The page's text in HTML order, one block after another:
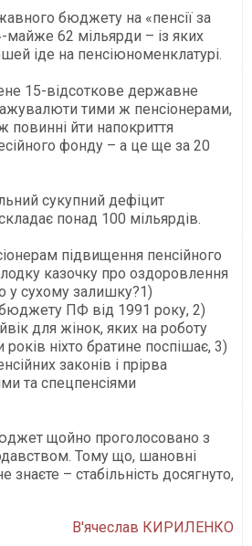
бюджету на «пенсії за
62 мільярди – із яких
іде на пенсіюноменклатурі.
15-відсоткове державне
тими ж пенсіонерами,
повинні йти напокриття
фонду – а це ще за 20
сукупний дефіцит
понад 100 мільярдів.
підвищення пенсійного
казочку про оздоровлення
у сухому залишку?1)
ПФ від 1991 року, 2)
для жінок, яких на роботу
ніхто братине поспішає, 3)
законів і прірва
та спецпенсіями
щойно проголосовано з
Тому що, шановні
знаєте – стабільність досягнуто,
В'ячеслав КИРИЛЕНКО